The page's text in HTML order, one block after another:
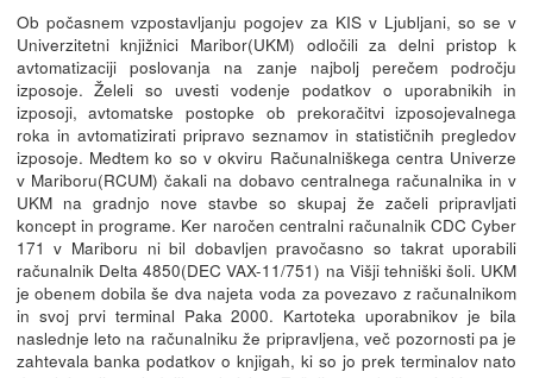
Ob počasnem vzpostavljanju pogojev za KIS v Ljubljani, so se v
Univerzitetni knjižnici Maribor(UKM) odločili za delni pristop k
avtomatizaciji poslovanja na zanje najbolj perečem področju
izposoje. Želeli so uvesti vodenje podatkov o uporabnikih in
izposoji, avtomatske postopke ob prekoračitvi izposojevalnega
roka in avtomatizirati pripravo seznamov in statističnih pregledov
izposoje. Medtem ko so v okviru Računalniškega centra Univerze
v Mariboru(RCUM) čakali na dobavo centralnega računalnika in v
UKM na gradnjo nove stavbe so skupaj že začeli pripravljati
koncept in programe. Ker naročen centralni računalnik CDC Cyber
171 v Mariboru ni bil dobavljen pravočasno so takrat uporabili
računalnik Delta 4850(DEC VAX-11/751) na Višji tehniški šoli. UKM
je obenem dobila še dva najeta voda za povezavo z računalnikom
in svoj prvi terminal Paka 2000. Kartoteka uporabnikov je bila
naslednje leto na računalniku že pripravljena, več pozornosti pa je
zahtevala banka podatkov o knjigah, ki so jo prek terminalov nato